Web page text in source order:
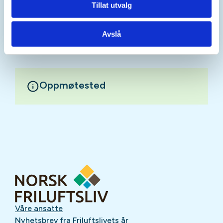
Tillat utvalg
Avslå
Mer informasjon
Oppmøtested
Våre ansatte
Nyhetsbrev fra Friluftslivets år